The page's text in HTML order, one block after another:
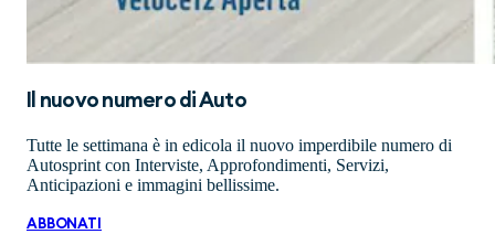
Il nuovo numero diAuto
Tutte le settimana è in edicola il nuovo imperdibile numero di
Autosprint con Interviste, Approfondimenti, Servizi,
Anticipazioni e immagini bellissime.
ABBONATI